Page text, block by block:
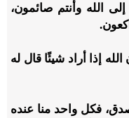
الله وأنتم صائمون،
إذا أراد شيئًا قال له
فكل واحد منا عنده